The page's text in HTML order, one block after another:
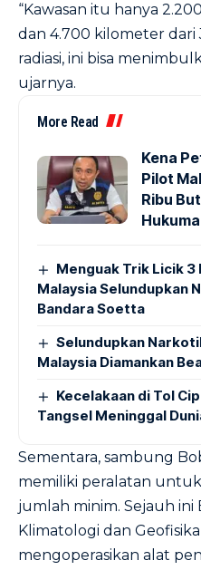
“Kawasan itu hanya
dan 4.700 kilometer dari
radiasi, ini bisa
ujarnya.
More Read
Kena
Pilot
Ribu
Menguak Trik Licik 3
Malaysia Selundupkan
Bandara Soetta
Selundupkan
Malaysia Diamankan
Kecelakaan di Tol
Tangsel Meninggal
Sementara, sambung
memiliki peralatan
jumlah minim. Sejauh
Klimatologi dan
mengoperasikan alat